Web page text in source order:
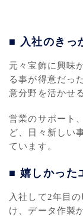
■ 入社のきっ
元々宝飾に興味
る事が得意だっ
意分野を活かせ
営業のサポート
ど、日々新しい
ています。
■ 嬉しかった
入社して2年目
け、データ作製